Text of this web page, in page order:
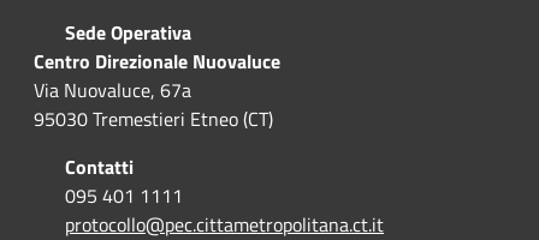
Sede Operativa
Centro Direzionale Nuovaluce
Via Nuovaluce, 67a
95030 Tremestieri Etneo (CT)
Contatti
095 401 1111
protocollo@pec.cittametropolitana.ct.it